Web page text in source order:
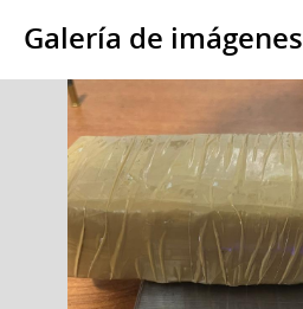
Galería de imágenes